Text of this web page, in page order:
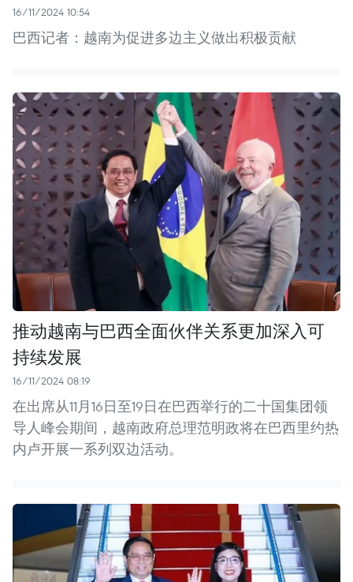
16/11/2024 10:54
巴西记者：越南为促进多边主义做出积极贡献
推动越南与巴西全面伙伴关系更加深入可
持续发展
16/11/2024 08:19
在出席从11月16日至19日在巴西举行的二十国集团领
导人峰会期间，越南政府总理范明政将在巴西里约热
内卢开展一系列双边活动。